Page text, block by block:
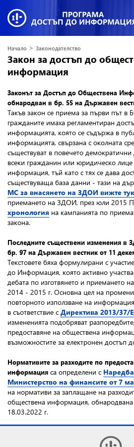
Начало > Законодателство
Закон за достъп до
информация
Законът за Достъп до Обществена
обнародван в бр. 55 на Държавен
Такъв закон се приема за първи път в
гражданите имаха регламентиран
информацията, която се съдържа в
информацията, свързана с околната
съществуват в повечето
всеки гражданин или юридическо лице
информация, тъй като с тях се дава
съществуваща база данни - тази на
МС за внасянето на ЗДОИ вижте тук
приемането на ЗДОИ, през юли 2015
хронология на кампанията по
закона.
Последните съществени изменения в
бр. 97 на Държавен вестник от 11
Текстовете бяха формулирани с
до Информация, която активно
дебата по изготвянето и приемането
2014 - 2015 г. Основна цел на
повторното използване на
в съответствие с Директива 2013/37/
измененията подобряват
предоставяне на обществена
възможностите за електронен достъп
Нормативите за разходите по
информация са определени с
Министерство на финансите от 7
на нормативи за заплащане на
обществена информация,
18.03.2022 г.